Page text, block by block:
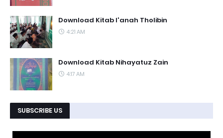
Download Kitab I'anah Tholibin
4:21 AM
Download Kitab Nihayatuz Zain
4:17 AM
SUBSCRIBE US